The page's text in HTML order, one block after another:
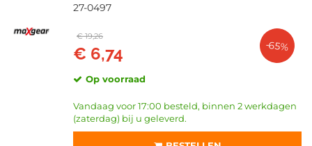
27-0497
€ 19,26
€ 6,74 -65%
Op voorraad
Vandaag voor 17:00 besteld, binnen 2 werkdagen
(zaterdag) bij u geleverd.